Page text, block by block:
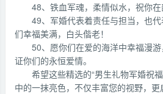
48、铁血军魂，柔情似水，祝你在
49、军婚代表着责任与担当，也
们幸福美满，白头偕老！
50、愿你们在爱的海洋中幸福漫
证你们的永恒爱情。
希望这些精选的“男生礼物军婚祝
中的一抹亮色，不仅丰富您的视野，